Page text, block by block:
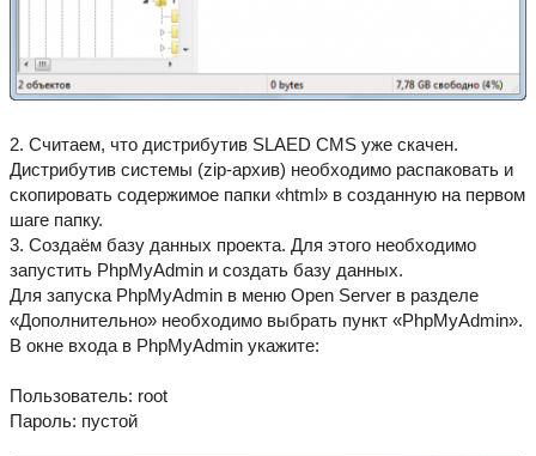
2. Считаем, что дистрибутив SLAED CMS уже скачен.
Дистрибутив системы (zip-архив) необходимо распаковать и
скопировать содержимое папки «html» в созданную на первом
шаге папку.
3. Создаём базу данных проекта. Для этого необходимо
запустить PhpMyAdmin и создать базу данных.
Для запуска PhpMyAdmin в меню Open Server в разделе
«Дополнительно» необходимо выбрать пункт «PhpMyAdmin».
В окне входа в PhpMyAdmin укажите:
Пользователь: root
Пароль: пустой